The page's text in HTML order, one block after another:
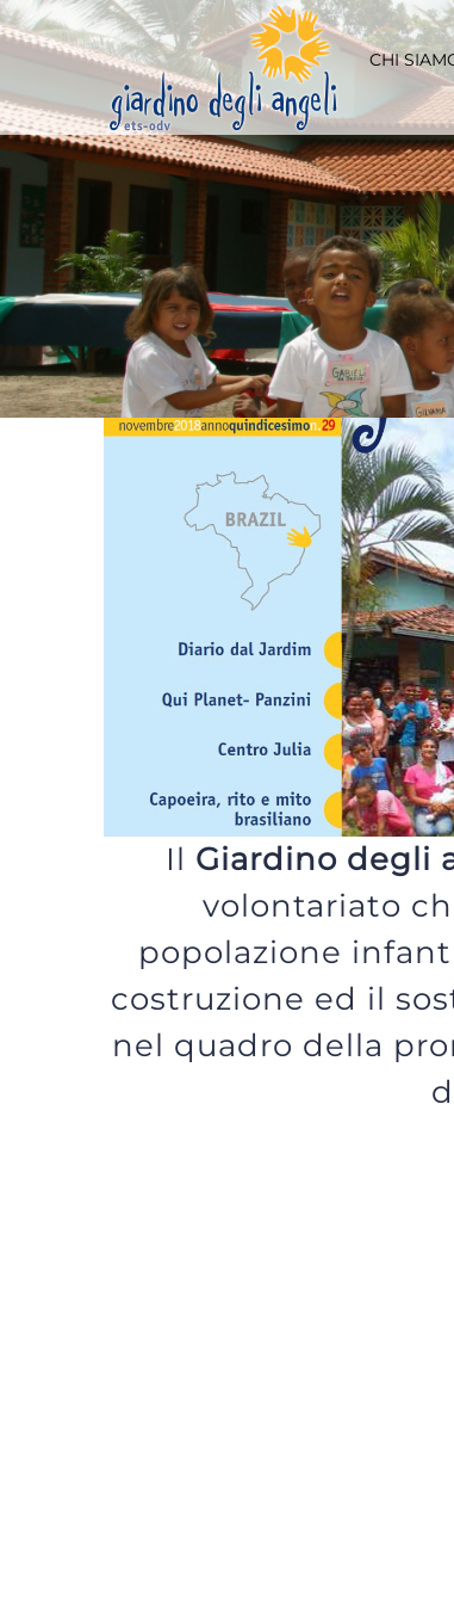
Skip
to
CHI
Il Giardino degli
volontariato
popolazione
costruzione ed il
nel quadro della